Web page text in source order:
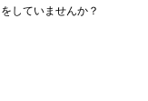
していませんか？